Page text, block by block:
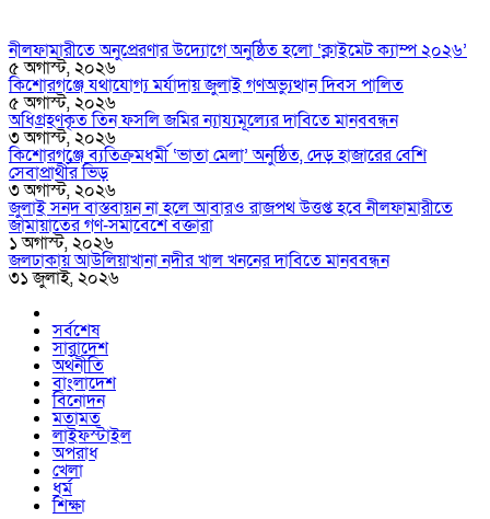
নীলফামারীতে অনুপ্রেরণার উদ্যোগে অনুষ্ঠিত হলো ‘ক্লাইমেট ক্যাম্প ২০২৬’
৫ অগাস্ট, ২০২৬
কিশোরগঞ্জে যথাযোগ্য মর্যাদায় জুলাই গণঅভ্যুত্থান দিবস পালিত
৫ অগাস্ট, ২০২৬
অধিগ্রহণকৃত তিন ফসলি জমির ন্যায্যমূল্যের দাবিতে মানববন্ধন
৩ অগাস্ট, ২০২৬
কিশোরগঞ্জে ব্যতিক্রমধর্মী ‘ভাতা মেলা’ অনুষ্ঠিত, দেড় হাজারের বেশি
সেবাপ্রার্থীর ভিড়
৩ অগাস্ট, ২০২৬
জুলাই সনদ বাস্তবায়ন না হলে আবারও রাজপথ উত্তপ্ত হবে নীলফামারীতে
জামায়াতের গণ-সমাবেশে বক্তারা
১ অগাস্ট, ২০২৬
জলঢাকায় আউলিয়াখানা নদীর খাল খননের দাবিতে মানববন্ধন
৩১ জুলাই, ২০২৬
সর্বশেষ
সারাদেশ
অর্থনীতি
বাংলাদেশ
বিনোদন
মতামত
লাইফস্টাইল
অপরাধ
খেলা
ধর্ম
শিক্ষা